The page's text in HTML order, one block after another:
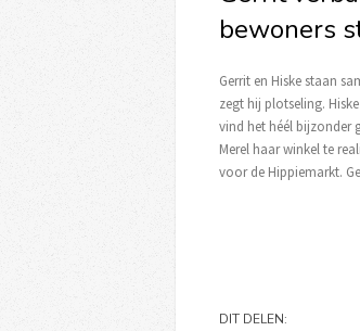
bewoners
Gerrit en Hiske staan
zegt hij plotseling.
vind het héél bijzonder
Merel haar winkel te
voor de Hippiemarkt.
DIT DELEN: